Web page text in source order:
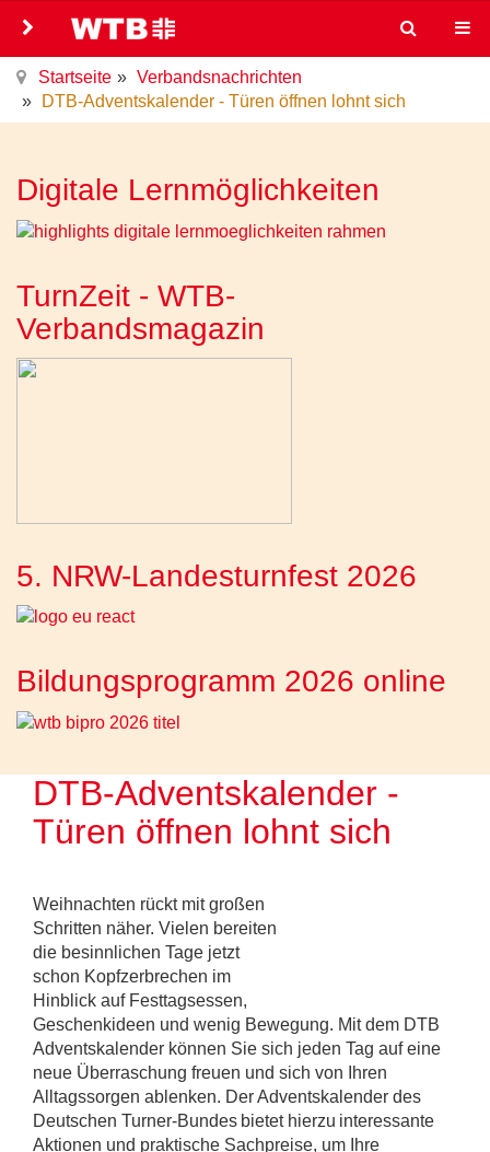
Startseite
Verbandsnachrichten
DTB-Adventskalender - Türen öffnen lohnt sich
Digitale Lernmöglichkeiten
TurnZeit - WTB-
Verbandsmagazin
5. NRW-Landesturnfest 2026
Bildungsprogramm 2026 online
DTB-Adventskalender -
Türen öffnen lohnt sich
Weihnachten rückt mit großen
Schritten näher. Vielen bereiten
die besinnlichen Tage jetzt
schon Kopfzerbrechen im
Hinblick auf Festtagsessen,
Geschenkideen und wenig Bewegung. Mit dem DTB
Adventskalender können Sie sich jeden Tag auf eine
neue Überraschung freuen und sich von Ihren
Alltagssorgen ablenken. Der Adventskalender des
Deutschen Turner-Bundes bietet hierzu interessante
Aktionen und praktische Sachpreise, um Ihre